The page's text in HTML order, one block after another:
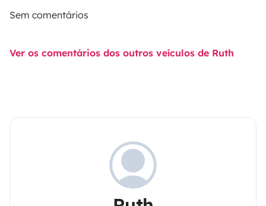
Sem comentários
Ver os comentários dos outros veículos de Ruth